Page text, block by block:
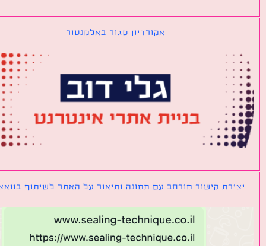
אקורדיון סגור באלמנטור
קישור מורחב עם תמונה ותיאור על האתר לשיתוף בוואצאפ